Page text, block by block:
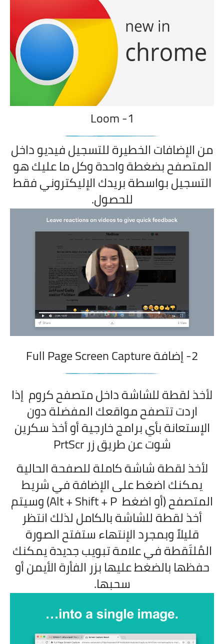
1-
Loom
من الإضافات الخطيرة للتسجيل فيديو داخل
المتصفح بضغطة واحدة وكل ما عليك هو
التسجيل بواسطة بريدك الإليكتروني فقط
للحصول.
2- إضافة
Full Page Screen Capture
لأخذ لقطة للشاشة داخل متصفح كروم إذا
اردت تتصفح مواقعك المفضلة دون
الإستعانة بأي برامج خارجية أو أخذ سكرين
شوت عن طريق زر PrtScr
لأخذ لقطة شاشة كاملة للصفحة الحالية
يمكنك اضغط على الإضافة في شريط
المتصفح (أو اضغط Alt + Shift + P) وسيتم
أخذ لقطة للشاشة بالكامل لذلك انتظر
قليلاً وبمجرد الإنتهاء ستفتح الصورة
المُلتَقطة في علامة تبويب جديدة يمكنك
حفظها بالضغط عليها بزر الفأرة الأيمن أو
سحبها.